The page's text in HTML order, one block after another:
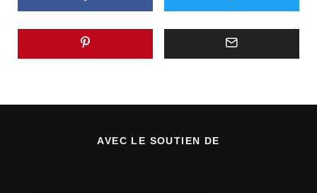
AVEC LE SOUTIEN DE